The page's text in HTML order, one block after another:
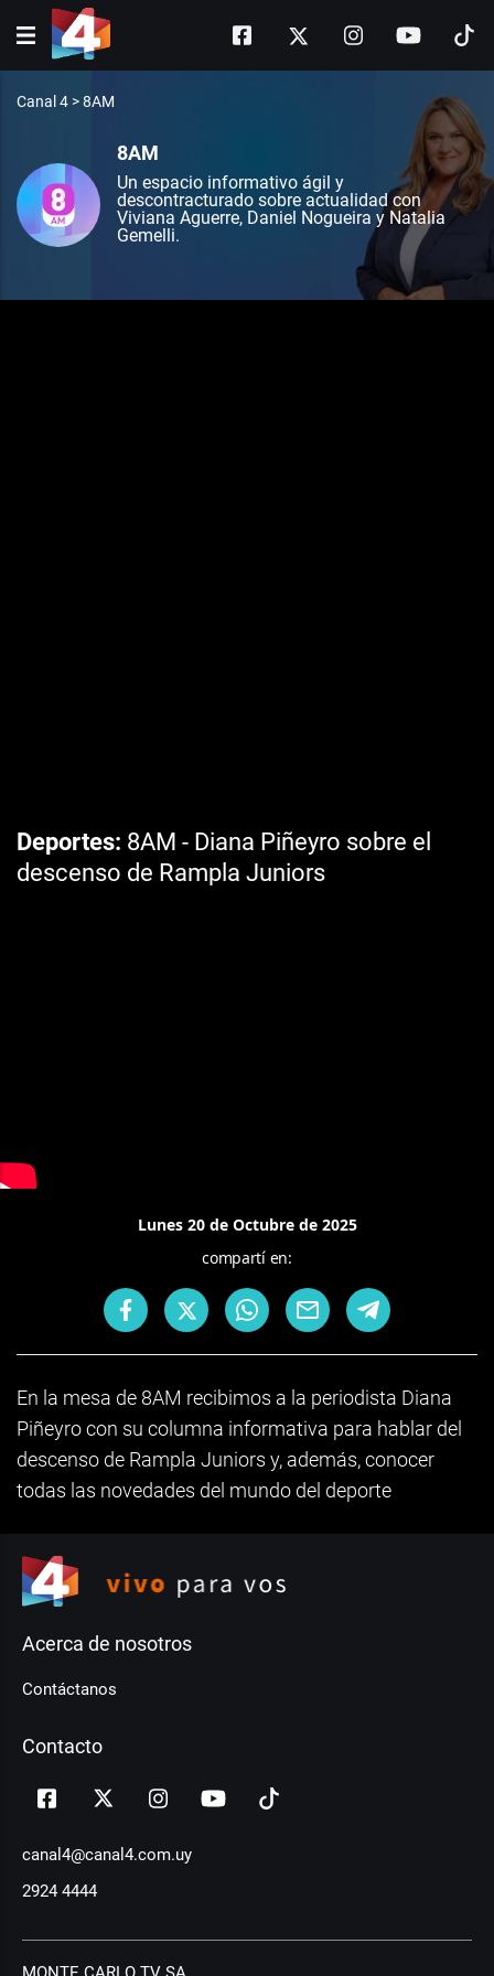
Canal 4 >8AM
8AM
Un espacio informativo ágil y
descontracturado sobre actualidad con
Viviana Aguerre, Daniel Nogueira y Natalia
Gemelli.
Deportes 8AM - Diana Piñeyro sobre el
descenso de Rampla Juniors
Lunes 20 de Octubre de 2025
compartí en:
En la mesa de 8AM recibimos a la periodista Diana
Piñeyro con su columna informativa para hablar del
descenso de Rampla Juniors y, además, conocer
todas las novedades del mundo del deporte
Acerca de nosotros
Contáctanos
Contacto
canal4@canal4.com.uy
2924 4444